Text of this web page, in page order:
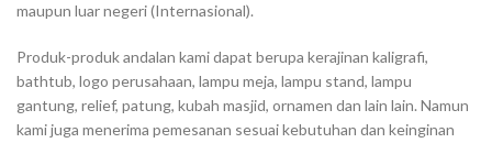
maupun luar negeri (Internasional).
Produk-produk andalan kami dapat berupa kerajinan kaligrafi,
bathtub, logo perusahaan, lampu meja, lampu stand, lampu
gantung, relief, patung, kubah masjid, ornamen dan lain lain. Namun
kami juga menerima pemesanan sesuai kebutuhan dan keinginan